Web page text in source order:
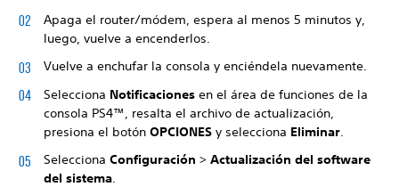
Apaga el router/módem, espera al menos 5 minutos y,
luego, vuelve a encenderlos.
Vuelve a enchufar la consola y enciéndela nuevamente.
Selecciona Notificaciones en el área de funciones de la
consola PS4™, resalta el archivo de actualización,
presiona el botón OPCIONES y selecciona Eliminar
Selecciona Configuración > Actualización del software
del sistema.